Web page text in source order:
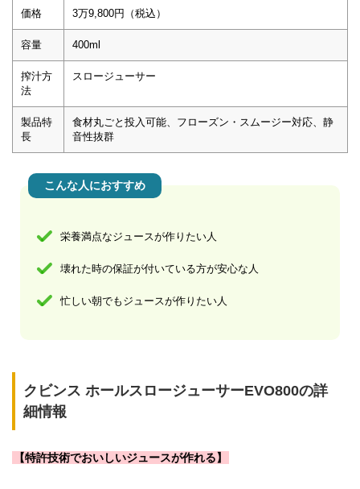
価格 3万9,800円（税込）
容量 400ml
搾汁方
法
スロージューサー
製品特
長
食材丸ごと投入可能、フローズン・スムージー対応、静
音性抜群
こんな人におすすめ
栄養満点なジュースが作りたい人
壊れた時の保証が付いている方が安心な人
忙しい朝でもジュースが作りたい人
クビンス ホールスロージューサーEVO800の詳
細情報
【特許技術でおいしいジュースが作れる】